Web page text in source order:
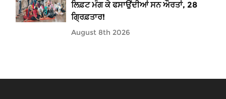
ਲਿਫ਼ਟ ਮੰਗ ਕੇ ਫਸਾਉਂਦੀਆਂ ਸਨ ਔਰਤਾਂ, 28
ਗ੍ਰਿਫ਼ਤਾਰ!
August 8th 2026